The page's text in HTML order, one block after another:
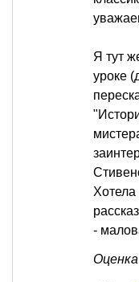
Я тут
уроке
-